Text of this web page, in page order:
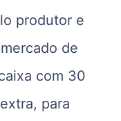
produtor e
de
com 30
para